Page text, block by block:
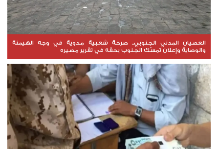
العصيان المدني الجنوبي.. صرخة شعبية مدوية في وجه الهيمنة
والوصاية وإعلان تمسّك الجنوب بحقه في تقرير مصيره